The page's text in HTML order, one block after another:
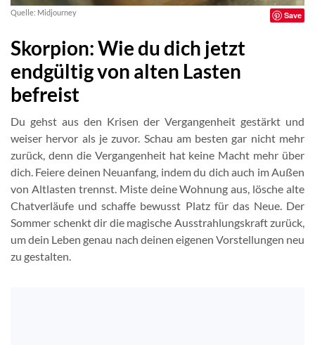
Quelle: Midjourney Save
Skorpion: Wie du dich jetzt
endgültig von alten Lasten
befreist
Du gehst aus den Krisen der Vergangenheit gestärkt und
weiser hervor als je zuvor. Schau am besten gar nicht mehr
zurück, denn die Vergangenheit hat keine Macht mehr über
dich. Feiere deinen Neuanfang, indem du dich auch im Außen
von Altlasten trennst. Miste deine Wohnung aus, lösche alte
Chatverläufe und schaffe bewusst Platz für das Neue. Der
Sommer schenkt dir die magische Ausstrahlungskraft zurück,
um dein Leben genau nach deinen eigenen Vorstellungen neu
zu gestalten.